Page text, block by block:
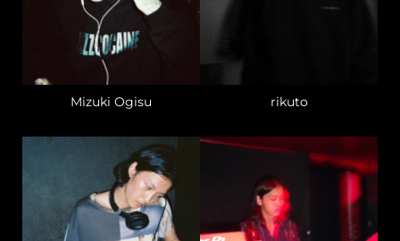
Mizuki Ogisu rikuto